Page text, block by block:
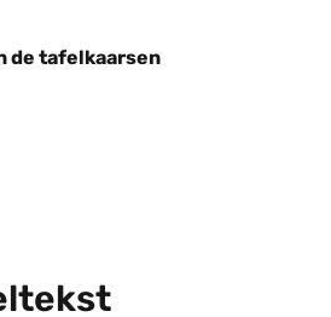
de tafelkaarsen